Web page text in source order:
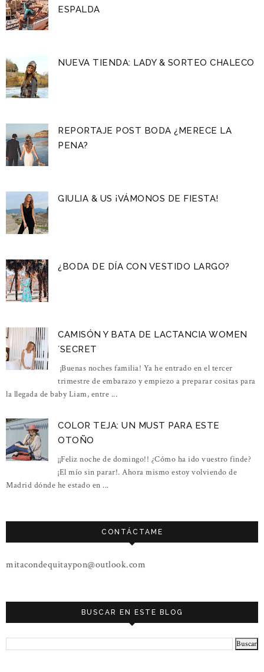
ESPALDA
NUEVA TIENDA: LADY & SORTEO CHALECO
REPORTAJE POST BODA ¿MERECE LA
PENA?
GIULIA & US ¡VÁMONOS DE FIESTA!
¿BODA DE DÍA CON VESTIDO LARGO?
CAMISÓN Y BATA DE LACTANCIA WOMEN
´SECRET
¡Buenas noches familia! Ya he entrado en el tercer
trimestre de embarazo y empiezo a preparar cositas para
la llegada de baby Liam, entre ...
COLOR TEJA: UN MUST PARA ESTE
OTOÑO
¡¡Feliz noche de domingo!! ¿Cómo ha ido vuestro finde?
¡El mío sin parar!. Ahora mismo estoy volviendo de
Madrid dónde he estado en ...
CONTÁCTAME
mitacondequitaypon@outlook.com
BUSCAR EN ESTE BLOG